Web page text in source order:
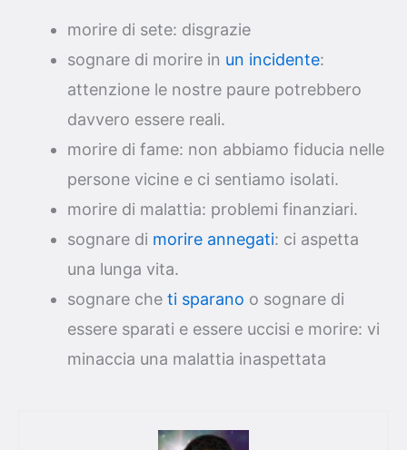
morire di sete: disgrazie
sognare di morire in un incidente:
attenzione le nostre paure potrebbero
davvero essere reali.
morire di fame: non abbiamo fiducia nelle
persone vicine e ci sentiamo isolati.
morire di malattia: problemi finanziari.
sognare di morire annegati: ci aspetta
una lunga vita.
sognare che ti sparano o sognare di
essere sparati e essere uccisi e morire: vi
minaccia una malattia inaspettata